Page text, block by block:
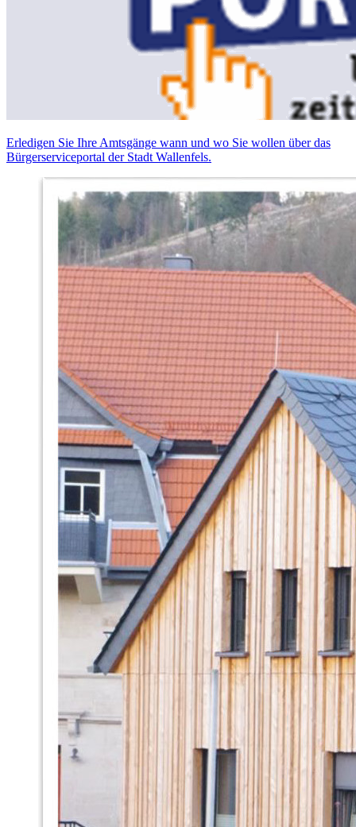
Erledigen Sie Ihre Amtsgänge wann und wo Sie wollen über das
Bürgerserviceportal der Stadt Wallenfels.